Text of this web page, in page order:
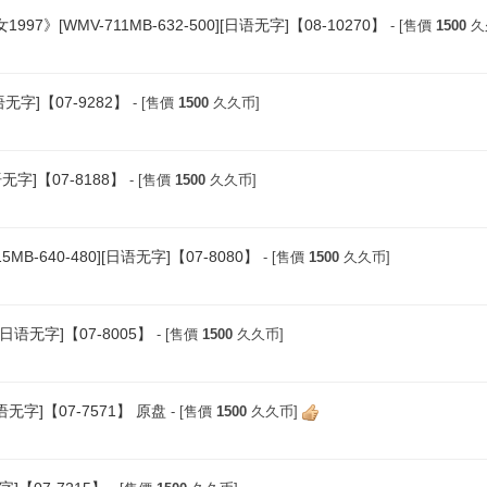
》[WMV-711MB-632-500][日语无字]【08-10270】 - [售價 1500
字]【07-9282】 - [售價 1500 久久币]
字]【07-8188】 - [售價 1500 久久币]
640-480][日语无字]【07-8080】 - [售價 1500 久久币]
语无字]【07-8005】 - [售價 1500 久久币]
无字]【07-7571】 原盘 - [售價 1500 久久币]